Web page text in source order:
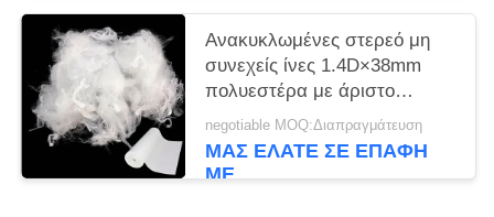
Ανακυκλωμένες στερεό μη
συνεχείς ίνες 1.4D×38mm
πολυεστέρα με άριστο
Workability
negotiable MOQ:Διαπραγμάτευση
ΜΑΣ ΕΛΆΤΕ ΣΕ ΕΠΑΦΉ
ΜΕ